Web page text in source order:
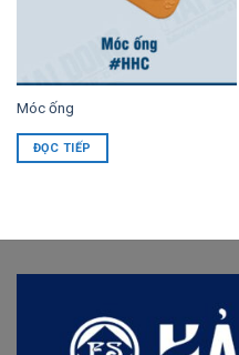
Móc ống
ĐỌC TIẾP